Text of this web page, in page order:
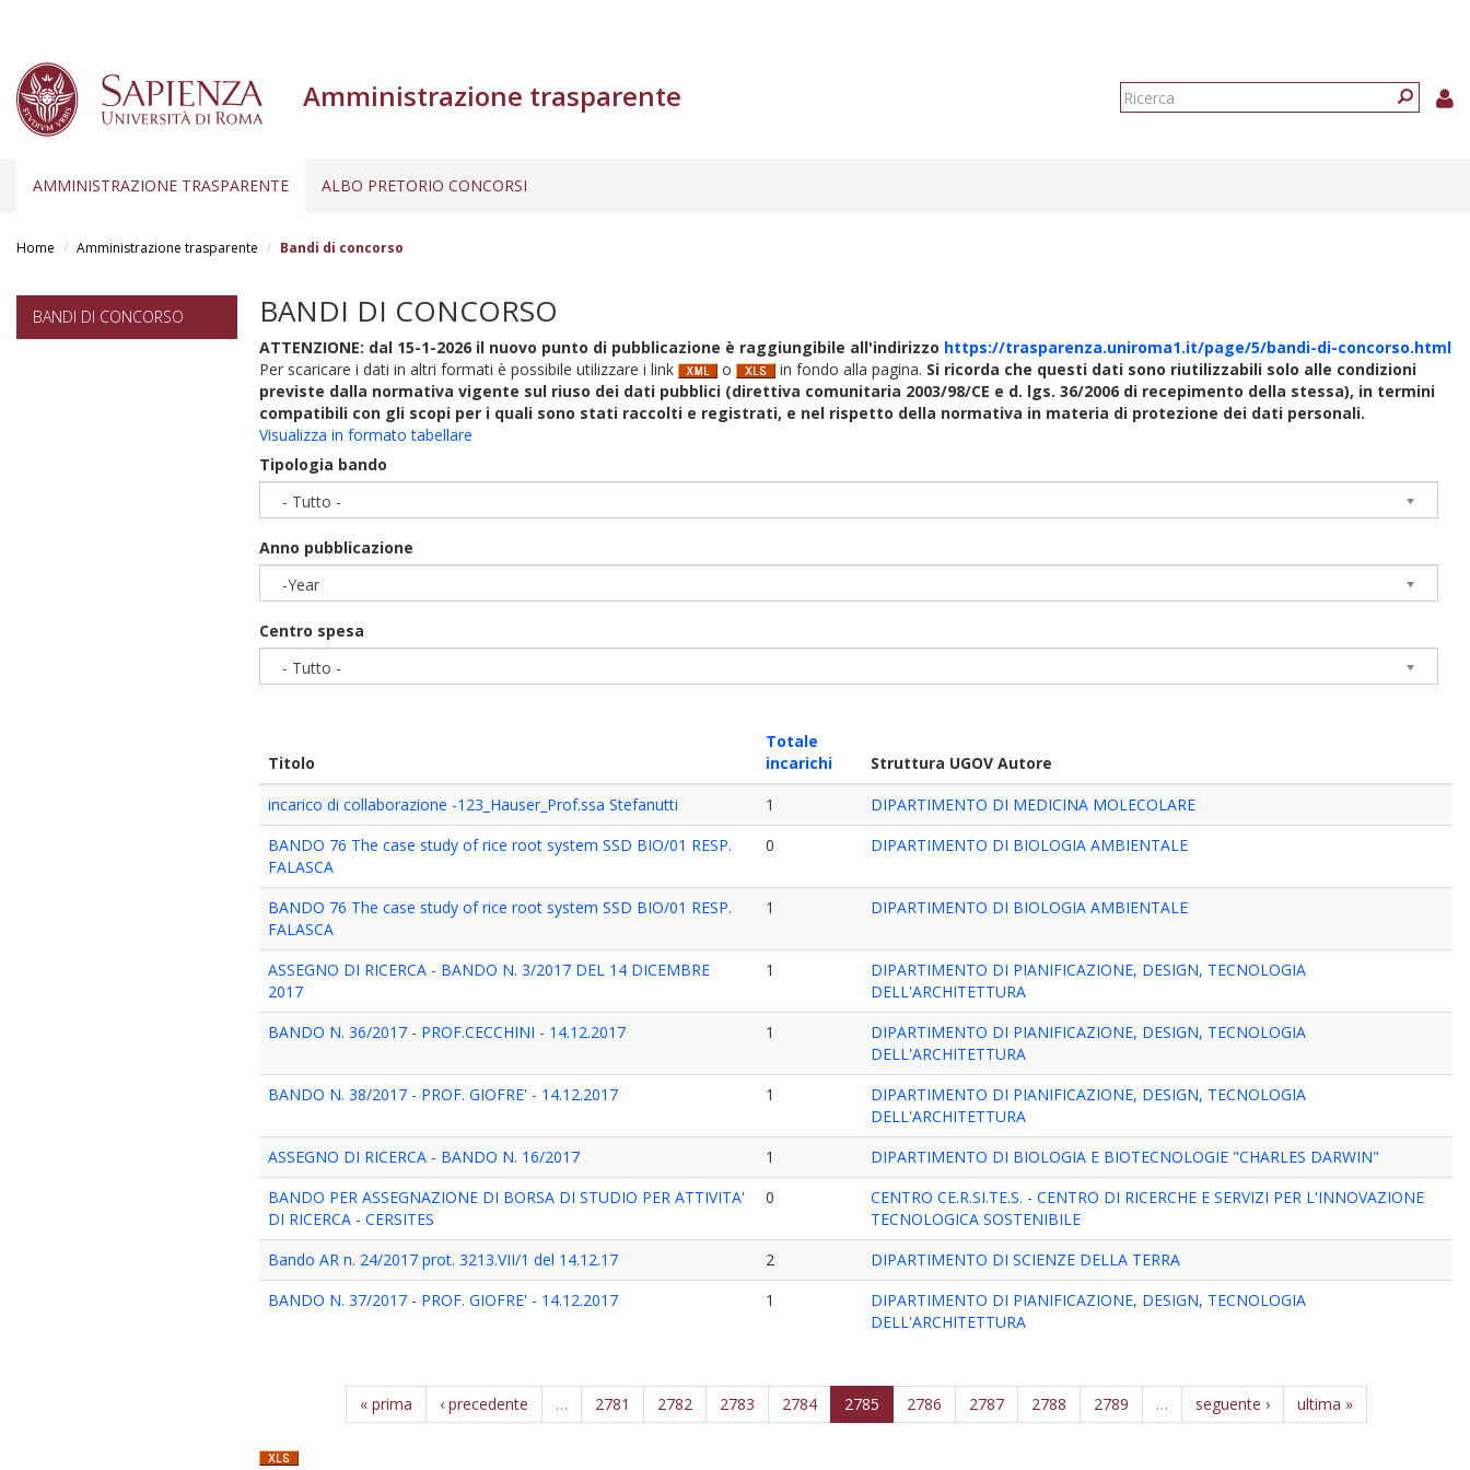
Amministrazione trasparente
Form
AMMINISTRAZIONE TRASPARENTE ALBO PRETORIO CONCORSI
Home Amministrazione trasparente Bandi di concorso
BANDI DI CONCORSO BANDI DI CONCORSO
ATTENZIONE: dal 15-1-2026 il nuovo punto di pubblicazione è raggiungibile all'indirizzo https://trasparenza.uniroma1.it/page/5/bandi-di-concorso.html
Per scaricare i dati in altri formati è possibile utilizzare i link
o in fondo alla pagina. Si ricorda che questi dati sono riutilizzabili solo alle condizioni
previste dalla normativa vigente sul riuso dei dati pubblici (direttiva comunitaria 2003/98/CE e d. lgs. 36/2006 di recepimento della stessa), in termini
compatibili con gli scopi per i quali sono stati raccolti e registrati, e nel rispetto della normativa in materia di protezione dei dati personali.
Visualizza in formato tabellare
Tipologia bando
- Tutto -
Anno pubblicazione
-Year
Centro spesa
- Tutto -
Titolo
Totale
incarichi
Struttura UGOV Autore
incarico di collaborazione -123_Hauser_Prof.ssa Stefanutti
1
DIPARTIMENTO DI MEDICINA MOLECOLARE
BANDO 76 The case study of rice root system SSD BIO/01 RESP.
FALASCA
0 DIPARTIMENTO DI BIOLOGIA AMBIENTALE
BANDO 76 The case study of rice root system SSD BIO/01 RESP.
FALASCA
1 DIPARTIMENTO DI BIOLOGIA AMBIENTALE
ASSEGNO DI RICERCA - BANDO N. 3/2017 DEL 14 DICEMBRE
2017
1
DIPARTIMENTO DI PIANIFICAZIONE, DESIGN, TECNOLOGIA
DELL'ARCHITETTURA
BANDO N. 36/2017 - PROF.CECCHINI - 14.12.2017
1
DIPARTIMENTO DI PIANIFICAZIONE, DESIGN, TECNOLOGIA
DELL'ARCHITETTURA
BANDO N. 38/2017 - PROF. GIOFRE' - 14.12.2017
1
DIPARTIMENTO DI PIANIFICAZIONE, DESIGN, TECNOLOGIA
DELL'ARCHITETTURA
ASSEGNO DI RICERCA - BANDO N. 16/2017
1
DIPARTIMENTO DI BIOLOGIA E BIOTECNOLOGIE "CHARLES DARWIN"
BANDO PER ASSEGNAZIONE DI BORSA DI STUDIO PER ATTIVITA'
DI RICERCA - CERSITES
0
CENTRO CE.R.SI.TE.S. - CENTRO DI RICERCHE E SERVIZI PER L'INNOVAZIONE
TECNOLOGICA SOSTENIBILE
Bando AR n. 24/2017 prot. 3213.VII/1 del 14.12.17
2
DIPARTIMENTO DI SCIENZE DELLA TERRA
BANDO N. 37/2017 - PROF. GIOFRE' - 14.12.2017
1
DIPARTIMENTO DI PIANIFICAZIONE, DESIGN, TECNOLOGIA
DELL'ARCHITETTURA
« prima ‹ precedente … 2781 2782 2783 2784 2785 2786 2787 2788 2789 … seguente › ultima »